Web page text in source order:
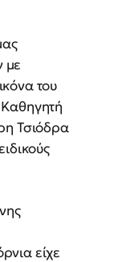
με
του
Τσιόδρα
είχε